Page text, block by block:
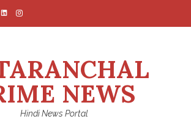
NEWS
Hindi News Portal